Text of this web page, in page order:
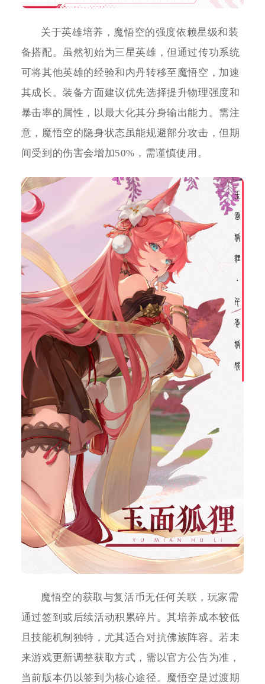
关于英雄培养，魔悟空的强度依赖星级和装
备搭配。虽然初始为三星英雄，但通过传功系统
可将其他英雄的经验和内丹转移至魔悟空，加速
其成长。装备方面建议优先选择提升物理强度和
暴击率的属性，以最大化其分身输出能力。需注
意，魔悟空的隐身状态虽能规避部分攻击，但期
间受到的伤害会增加50%，需谨慎使用。
魔悟空的获取与复活币无任何关联，玩家需
通过签到或后续活动积累碎片。其培养成本较低
且技能机制独特，尤其适合对抗佛族阵容。若未
来游戏更新调整获取方式，需以官方公告为准，
当前版本仍以签到为核心途径。魔悟空是过渡期